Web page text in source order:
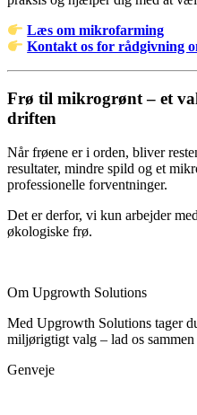
Læs om mikrofarming
Kontakt os for rådgivning
Frø til mikrogrønt – et
driften
Når frøene er i orden, bliver
resultater, mindre spild og et
professionelle forventninger.
Det er derfor, vi kun arbejder
økologiske frø.
Om Upgrowth Solutions
Med Upgrowth Solutions tager
miljørigtigt valg – lad os sammen
Genveje